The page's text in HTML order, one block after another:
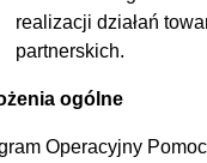
realizacji działań
partnerskich.
ogólne
Operacyjny